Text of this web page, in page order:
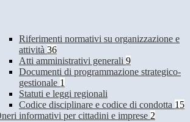
Riferimenti normativi su organizzazione e
attività 36
Atti amministrativi generali 9
Documenti di programmazione strategico-
gestionale 1
Statuti e leggi regionali
Codice disciplinare e codice di condotta 15
informativi per cittadini e imprese 2